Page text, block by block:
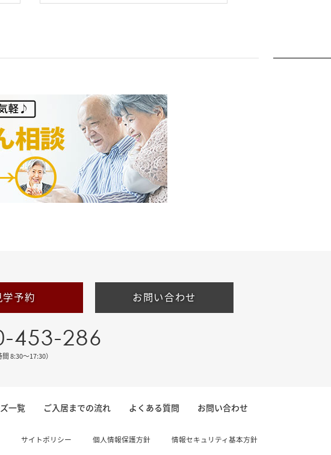
学予約 お問い合わせ
453-286
間 8:30〜17:30）
一覧 ご入居までの流れ よくある質問 お問い合わせ
サイトポリシー 個人情報保護方針 情報セキュリティ基本方針